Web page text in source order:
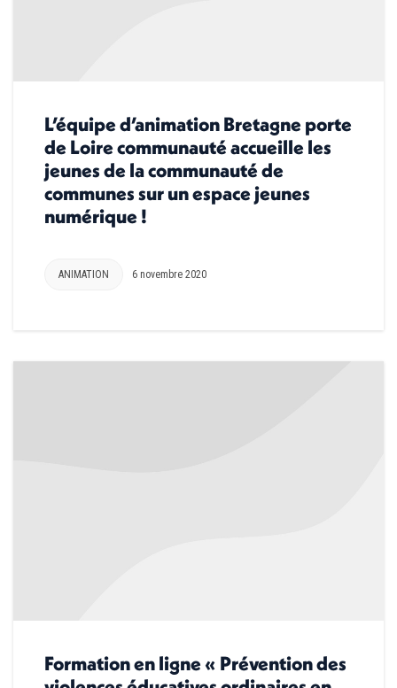
L’équipe d’animation Bretagne porte
de Loire communauté accueille les
jeunes de la communauté de
communes sur un espace jeunes
numérique !
ANIMATION 6 novembre 2020
Formation en ligne « Prévention des